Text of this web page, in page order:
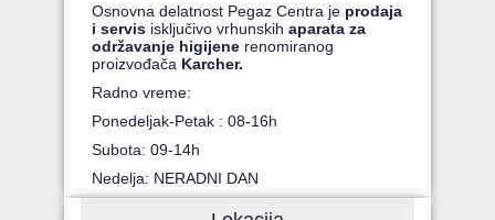
Osnovna delatnost Pegaz Centra je prodaja
i servis isključivo vrhunskihaparata za
održavanje higijene renomiranog
proizvođača Karcher.
Radno vreme:
Ponedeljak-Petak : 08-16h
Subota: 09-14h
Nedelja: NERADNI DAN